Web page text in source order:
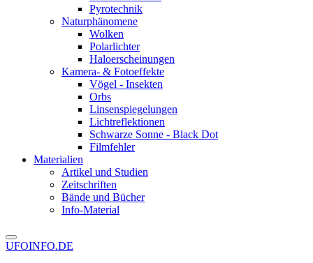
Pyrotechnik
Naturphänomene
Wolken
Polarlichter
Haloerscheinungen
Kamera- & Fotoeffekte
Vögel - Insekten
Orbs
Linsenspiegelungen
Lichtreflektionen
Schwarze Sonne - Black Dot
Filmfehler
Materialien
Artikel und Studien
Zeitschriften
Bände und Bücher
Info-Material
UFOINFO.DE